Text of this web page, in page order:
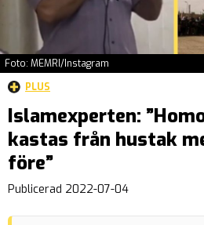
Foto: MEMRI/Instagram
PLUS
Islamexperten:
kastas från hustak
före”
Publicerad 2022-07-04